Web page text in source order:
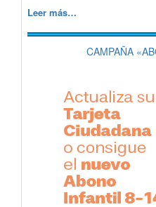
Leer más…
CAMPAÑA